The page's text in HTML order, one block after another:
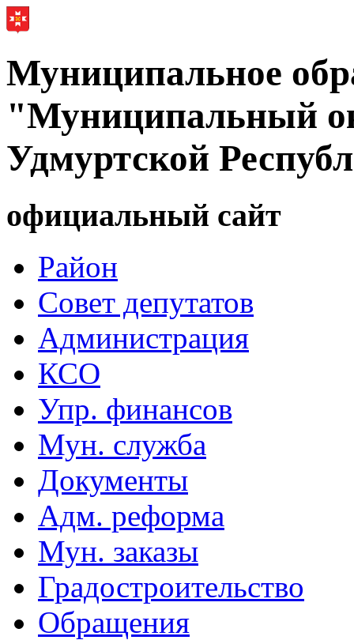
Муниципальное
"Муниципальный
Удмуртской
официальный сайт
Район
Совет депутатов
Администрация
КСО
Упр. финансов
Мун. служба
Документы
Адм. реформа
Мун. заказы
Градостроительство
Обращения